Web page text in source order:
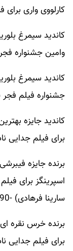
کارلووی واری برای
کاندید سیمرغ
وامین جشنواره فجر
کاندید سیمرغ
جشنواره فیلم فجر
کاندید جایزه
برای فیلم جدایی
برنده جایزه
اسپرینگز برای
سارینا فرهادی) -1390
برنده خرس نقره ای
برای فیلم جدایی